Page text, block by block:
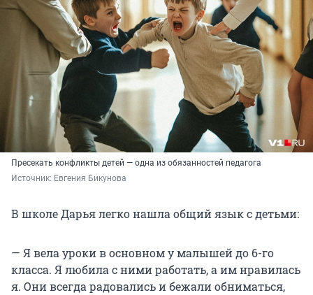
Пресекать конфликты детей — одна из обязанностей педагога
Источник: Евгения Бикунова
В школе Дарья легко нашла общий язык с детьми:
— Я вела уроки в основном у малышей до 6-го
класса. Я любила с ними работать, а им нравилась
я. Они всегда радовались и бежали обниматься,